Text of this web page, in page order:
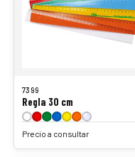
7399
Regla 30 cm
Precio a consultar